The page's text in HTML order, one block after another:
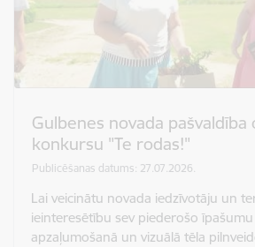
Gulbenes novada pašvaldība
konkursu "Te rodas!"
Publicēšanas datums: 27.07.2026.
Lai veicinātu novada iedzīvotāju un
ieinteresētību sev piederošo
apzaļumošanā un vizuālā tēla